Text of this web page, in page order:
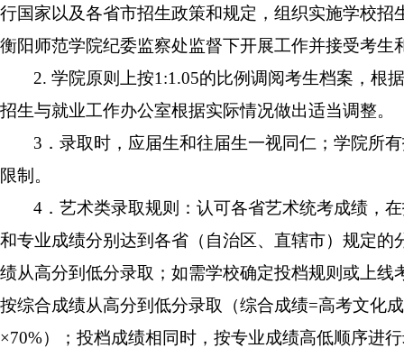
行国家以及各省市招生政策和规定，组织实施学校招
衡阳师范学院纪委监察处监督下开展工作并接受考生
2. 学院原则上按1:1.05的比例调阅考生档案，根
招生与就业工作办公室根据实际情况做出适当调整。
3．录取时，应届生和往届生一视同仁；学院所
限制。
4．艺术类录取规则：认可各省艺术统考成绩，
和专业成绩分别达到各省（自治区、直辖市）规定的
绩从高分到低分录取；如需学校确定投档规则或上线
按综合成绩从高分到低分录取（综合成绩=高考文化
×70%）；投档成绩相同时，按专业成绩高低顺序进